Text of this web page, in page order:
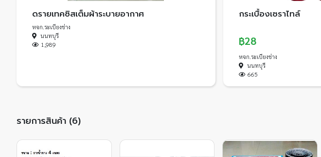
ดรายเทคซิสเต็มผ้าระบายอากาศ
หจก.ระเบียงช่าง
นนทบุรี
1,989
กระเบื้องเซราไทล์
฿28
หจก.ระเบียงช่าง
นนทบุรี
665
รายการสินค้า (6)